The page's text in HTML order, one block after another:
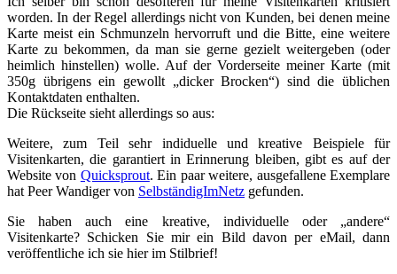
worden. In der Regel allerdings nicht von Kunden, bei denen meine
Karte meist ein Schmunzeln hervorruft und die Bitte, eine weitere
Karte zu bekommen, da man sie gerne gezielt weitergeben (oder
heimlich hinstellen) wolle. Auf der Vorderseite meiner Karte (mit
350g übrigens ein gewollt „dicker Brocken“) sind die üblichen
Kontaktdaten enthalten.
Die Rückseite sieht allerdings so aus:
Weitere, zum Teil sehr indiduelle und kreative Beispiele für
Visitenkarten, die garantiert in Erinnerung bleiben, gibt es auf der
Website von Quicksprout. Ein paar weitere, ausgefallene Exemplare
hat Peer Wandiger von SelbständigImNetz gefunden.
Sie haben auch eine kreative, individuelle oder „andere“
Visitenkarte? Schicken Sie mir ein Bild davon per eMail, dann
veröffentliche ich sie hier im Stilbrief!